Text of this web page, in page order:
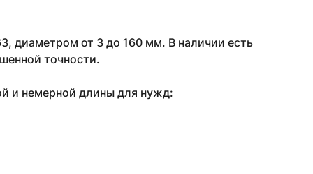
диаметром от 3 до 160 мм. В наличии есть
точности.
и немерной длины для нужд: